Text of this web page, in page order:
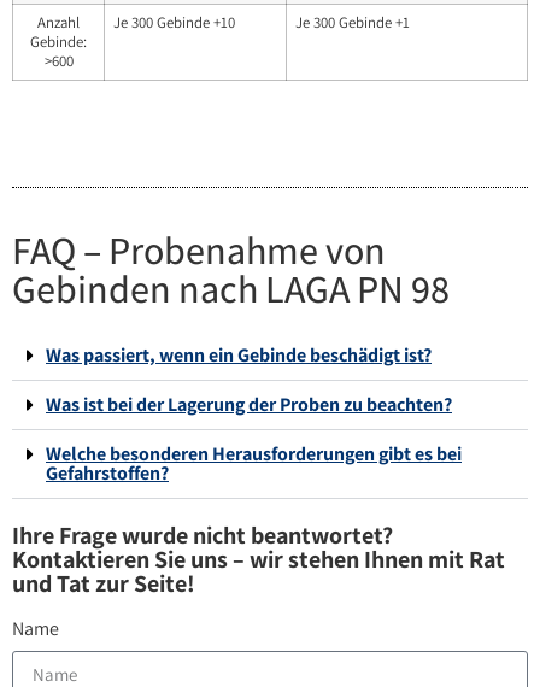
Anzahl
Gebinde:
>600
Je 300 Gebinde +10 Je 300 Gebinde +1
FAQ – Probenahme von
Gebinden nach LAGA PN 98
Was passiert, wenn ein Gebinde beschädigt ist?
Was ist bei der Lagerung der Proben zu beachten?
Welche besonderen Herausforderungen gibt es bei
Gefahrstoffen?
Ihre Frage wurde nicht beantwortet?
Kontaktieren Sie uns – wir stehen Ihnen mit Rat
und Tat zur Seite!
Name